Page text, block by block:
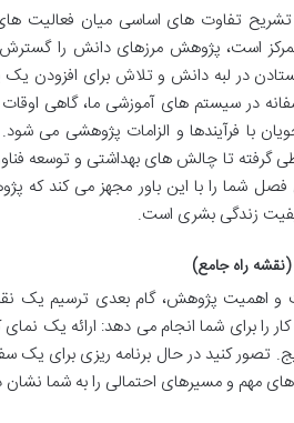
تفاوت های اساسی میان فعالیت
است، پژوهش مرزهای دانش را گسترش
در لبه دانش و تلاش برای افزودن
در سیستم های آموزشی ما، گاهی
با فرآیندها و الزامات پژوهشی
تا چالش های بهداشتی و توسعه
شما را با این باور مجهز می کند که
زندگی بشری است.
و اهمیت پژوهش، گام بعدی ترسیم یک
را برای شما انجام می دهد: ارائه یک
تصور کنید در حال برنامه ریزی برای
مهم و مسیرهای احتمالی را به شما